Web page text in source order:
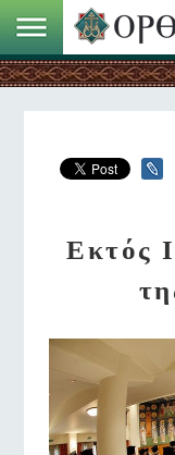
Εκτός